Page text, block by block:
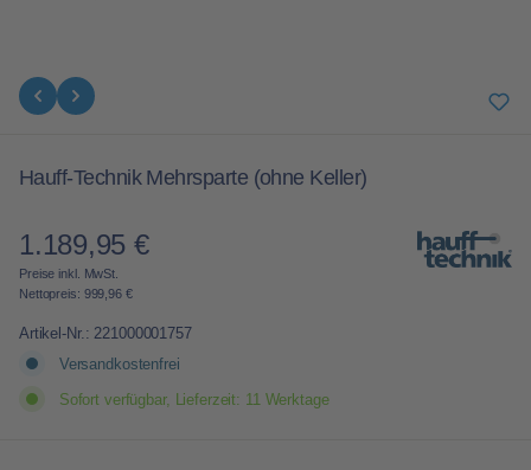
Hauff-Technik Mehrsparte (ohne Keller)
Regulärer Preis:
1.189,95 €
Preise inkl. MwSt.
Nettopreis: 999,96 €
Artikel-Nr.:221000001757
Versandkostenfrei
Sofort verfügbar, Lieferzeit: 11 Werktage